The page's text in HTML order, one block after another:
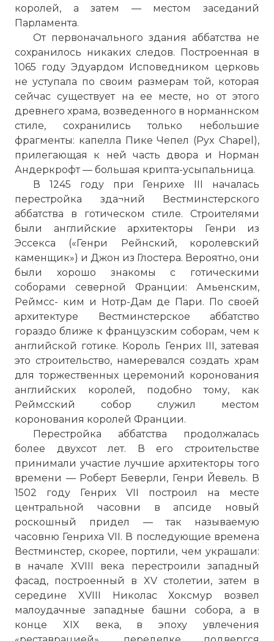
королей, а затем — местом заседаний
Парламента.
От первоначального здания аббатства не
сохранилось никаких следов. Построенная в
1065 году Эдуардом Исповедником церковь
не уступала по своим размерам той, которая
сейчас существует на ее месте, но от этого
древнего храма, возведенного в норманнском
стиле, сохранились только небольшие
фрагменты: капелла Пике Чепел (Pyx Chapel),
прилегающая к ней часть двора и Норман
Андеркрофт — большая крипта-усыпальница.
В 1245 году при Генрихе III началась
перестройка зда¬ний Вестминстерского
аббатства в готическом стиле. Строителями
были английские архитекторы Генри из
Эссекса («Генри Рейнский, королевский
каменщик») и Джон из Глостера. Вероятно, они
были хорошо знакомы с готическими
соборами северной Франции: Амьенским,
Реймсс- ким и Нотр-Дам де Пари. По своей
архитектуре Вестминстерское аббатство
гораздо ближе к французским соборам, чем к
английской готике. Король Генрих III, затевая
это строительство, намеревался создать храм
для торжественных церемоний коронования
английских королей, подобно тому, как
Реймсский собор служил местом
коронования королей Франции.
Перестройка аббатства продолжалась
более двухсот лет. В его строительстве
принимали участие лучшие архитекторы того
времени — Роберт Беверли, Генри Йевель. В
1502 году Генрих VII построил на месте
центральной часовни в апсиде новый
роскошный придел — так называемую
часовню Генриха VII. В последующие времена
Вестминстер, скорее, портили, чем украшали:
в начале XVIII века перестроили западный
фасад, построенный в XV столетии, затем в
середине XVIII Николас Хоксмур возвел
малоудачные западные башни собора, а в
конце XIX века, в эпоху увлечения
☓